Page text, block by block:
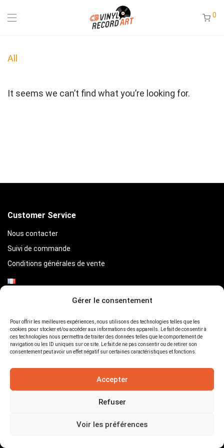
Gérer le consentement
Pour offrir les meilleures expériences, nous utilisons des technologies telles que les
cookies pour stocker et/ou accéder aux informations des appareils. Le fait de consentir à
ces technologies nous permettra de traiter des données telles que le comportement de
navigation ou les ID uniques sur ce site. Le fait de ne pas consentir ou de retirer son
consentement peut avoir un effet négatif sur certaines caractéristiques et fonctions.
Accepter
Refuser
Voir les préférences
0
All
It seems we can’t find what you’re looking for.
Customer Service
Nous contacter
Suivi de commande
Conditions générales de vente
Qui suis-je ?
Le Blog